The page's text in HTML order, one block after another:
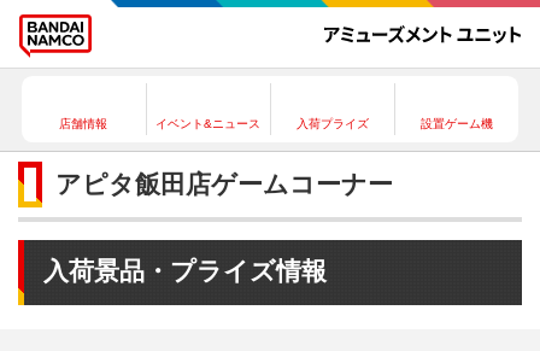
店舗情報 イベント&ニュース 入荷プライズ 設置ゲーム機
アピタ飯田店ゲームコーナー
入荷景品・プライズ情報